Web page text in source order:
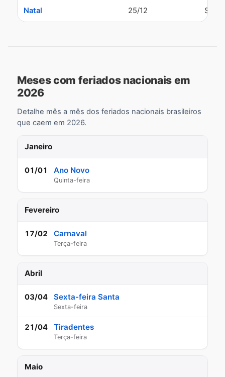
Natal 25/12
Meses com feriados nacionais em
2026
Detalhe mês a mês dos feriados nacionais brasileiros
que caem em 2026.
Janeiro
01/01 Ano Novo
Quinta-feira
Fevereiro
17/02 Carnaval
Terça-feira
Abril
03/04 Sexta-feira Santa
Sexta-feira
21/04 Tiradentes
Terça-feira
Maio